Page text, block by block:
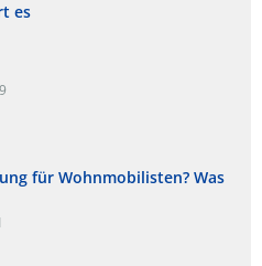
es
für Wohnmobilisten? Was